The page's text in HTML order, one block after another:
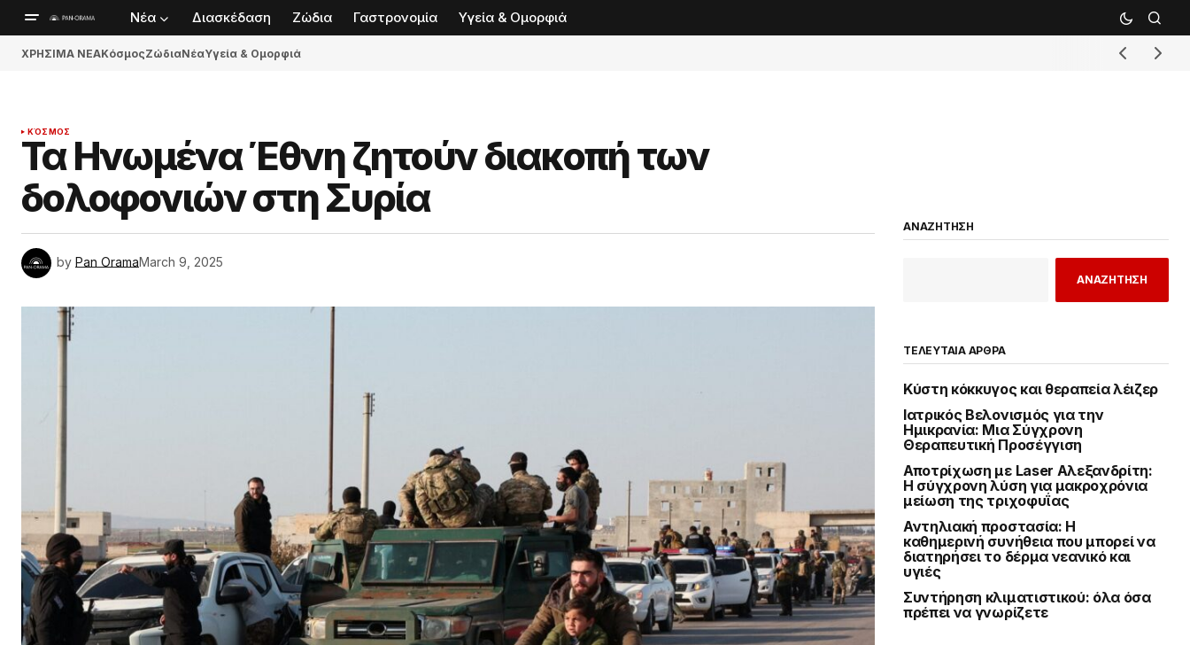
Νέα Διασκέδαση Ζώδια Γαστρονομία Υγεία & Ομορφιά
ΧΡΗΣΙΜΑ ΝΕΑΚόσμοςΖώδιαΝέαΥγεία & Ομορφιά
ΚΌΣΜΟΣ
Τα Ηνωμένα Έθνη ζητούν διακοπή των
δολοφονιών στη Συρία
by Pan OramaMarch 9, 2025
ΑΝΑΖΗΤΗΣΗ
ΑΝΑΖΗΤΗΣΗ
ΤΕΛΕΥΤΑΙΑ ΑΡΘΡΑ
Κύστη κόκκυγος και θεραπεία λέιζερ
Ιατρικός Βελονισμός για την
Ημικρανία: Μια Σύγχρονη
Θεραπευτική Προσέγγιση
Αποτρίχωση με Laser Αλεξανδρίτη:
Η σύγχρονη λύση για μακροχρόνια
μείωση της τριχοφυΐας
Αντηλιακή προστασία: Η
καθημερινή συνήθεια που μπορεί να
διατηρήσει το δέρμα νεανικό και
υγιές
Συντήρηση κλιματιστικού: όλα όσα
πρέπει να γνωρίζετε